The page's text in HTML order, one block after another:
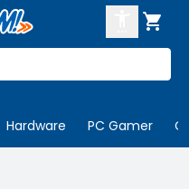

Hardware PC Gamer